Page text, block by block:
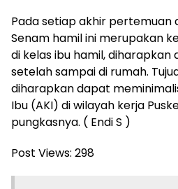
Pada setiap akhir pertemuan
Senam hamil ini merupakan
di kelas ibu hamil,
setelah sampai di rumah.
diharapkan dapat
Ibu (AKI) di wilayah kerja
pungkasnya. ( Endi S )
Post Views: 298